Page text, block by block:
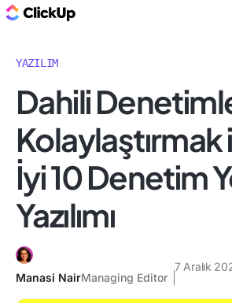
YAZILIM
Dahili
Kolaylaştırmak
İyi 10 Denetim
Yazılımı
Manasi NairManaging Editor
7 Aralık